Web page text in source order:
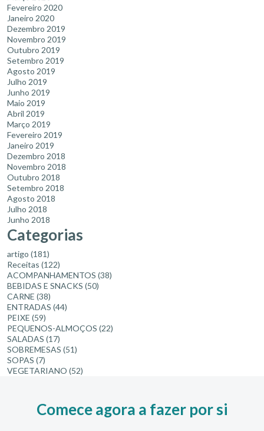
Fevereiro 2020
Janeiro 2020
Dezembro 2019
Novembro 2019
Outubro 2019
Setembro 2019
Agosto 2019
Julho 2019
Junho 2019
Maio 2019
Abril 2019
Março 2019
Fevereiro 2019
Janeiro 2019
Dezembro 2018
Novembro 2018
Outubro 2018
Setembro 2018
Agosto 2018
Julho 2018
Junho 2018
Categorias
artigo (181)
Receitas (122)
ACOMPANHAMENTOS (38)
BEBIDAS E SNACKS (50)
CARNE (38)
ENTRADAS (44)
PEIXE (59)
PEQUENOS-ALMOÇOS (22)
SALADAS (17)
SOBREMESAS (51)
SOPAS (7)
VEGETARIANO (52)
Comece agora a fazer por si